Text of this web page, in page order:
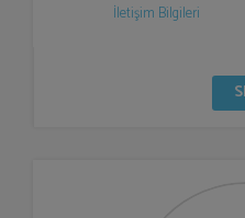
İletişim Bilgileri